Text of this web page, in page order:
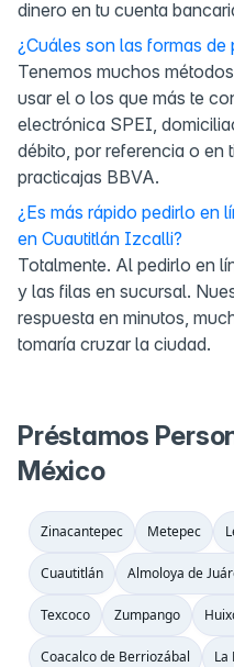
dinero en tu cuenta
¿Cuáles son las formas de
Tenemos muchos
usar el o los que más te
electrónica SPEI,
débito, por referencia o en
practicajas BBVA.
¿Es más rápido pedirlo en
en Cuautitlán Izcalli?
Totalmente. Al pedirlo en
y las filas en sucursal.
respuesta en minutos,
tomaría cruzar la ciudad.
Préstamos
México
Zinacantepec Metepec
Cuautitlán Almoloya de
Texcoco Zumpango
Coacalco de Berriozábal La